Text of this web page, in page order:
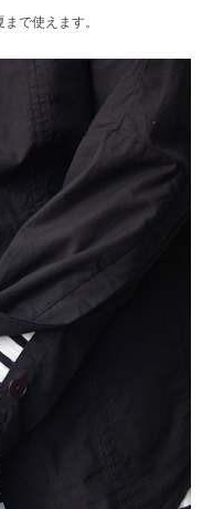
で使えます。